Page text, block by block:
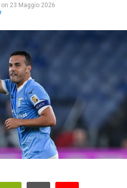
on 23 Maggio 2026